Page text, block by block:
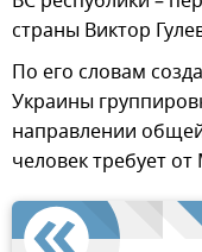
страны Виктор
По его словам
Украины
направлении
человек требует